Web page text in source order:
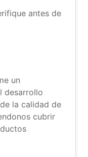
antes de
un
desarrollo
la calidad de
cubrir